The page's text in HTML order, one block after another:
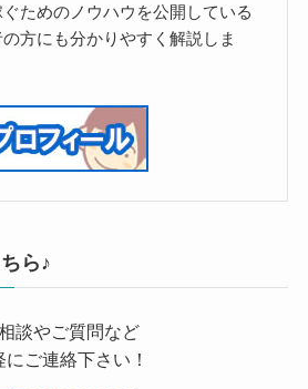
ためのノウハウを公開している
方にも分かりやすく解説しま
ら♪
談やご質問など
にご連絡下さい！